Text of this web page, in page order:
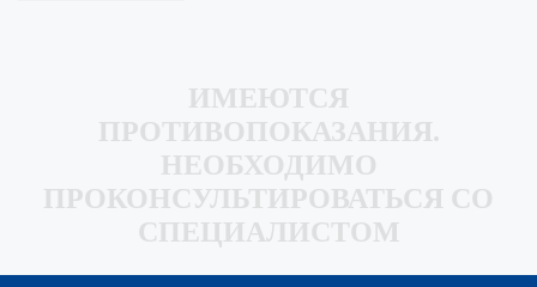
ИМЕЮТСЯ
ПРОТИВОПОКАЗАНИЯ.
НЕОБХОДИМО
ПРОКОНСУЛЬТИРОВАТЬСЯ СО
СПЕЦИАЛИСТОМ